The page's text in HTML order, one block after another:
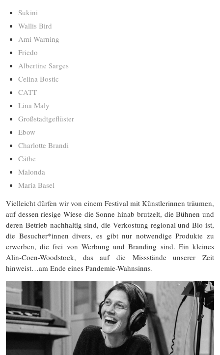
Sukini
Wallis Bird
Ami Warning
Friedo
Albertine Sarges
Celina Bostic
CATT
Lina Maly
Großstadtgeflüster
Ebow
Charlotte Brandi
Cäthe
Malonda
Maria Basel
Vielleicht dürfen wir von einem Festival mit Künstlerinnen träumen,
auf dessen riesige Wiese die Sonne hinab brutzelt, die Bühnen und
deren Betrieb nachhaltig sind, die Verkostung regional und Bio ist,
die Besucher*innen divers, es gibt nur notwendige Produkte zu
erwerben, die frei von Werbung und Branding sind. Ein kleines
Alin-Coen-Woodstock, das auf die Missstände unserer Zeit
hinweist…am Ende eines Pandemie-Wahnsinns.